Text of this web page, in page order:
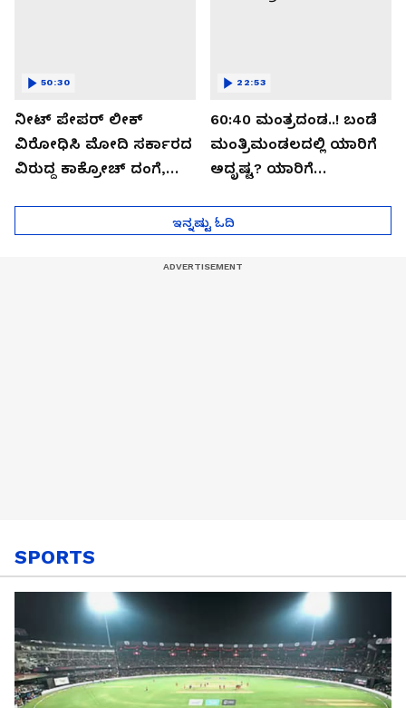
ನೀಟ್ ಪೇಪರ್ ಲೀಕ್
ವಿರೋಧಿಸಿ ಮೋದಿ ಸರ್ಕಾರದ
ವಿರುದ್ದ ಕಾಕ್ರೋಚ್ ದಂಗೆ,
50:30
60:40 ಮಂತ್ರದಂಡ..! ಬಂಡೆ
ಮಂತ್ರಿಮಂಡಲದಲ್ಲಿ ಯಾರಿಗೆ
ಅದೃಷ್ಟ? ಯಾರಿಗೆ
22:53
ಇನ್ನಷ್ಟು ಓದಿ
SPORTS